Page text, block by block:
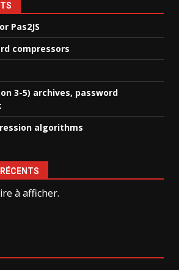
Pas2JS
compressors
3-5) archives, password
algorithms
à afficher.